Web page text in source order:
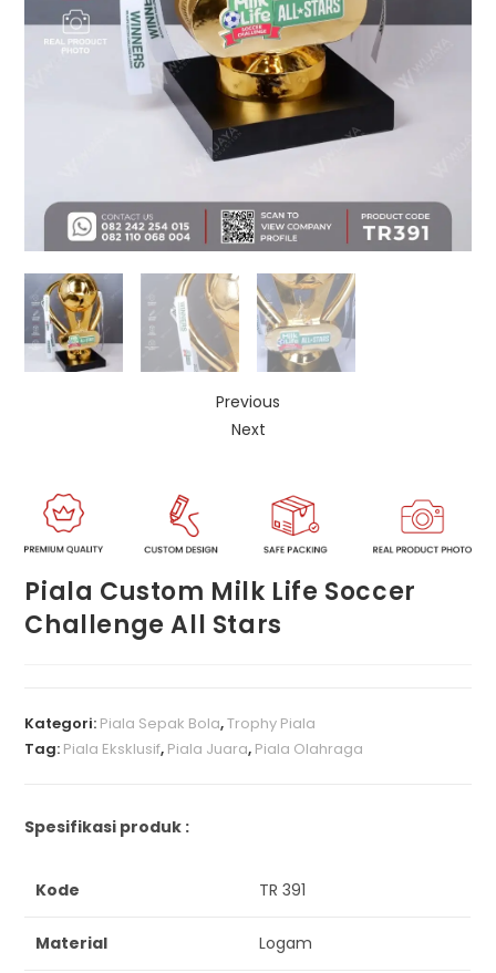
Previous
Next
Piala Custom Milk Life Soccer
Challenge All Stars
Kategori: Piala Sepak Bola,Trophy Piala
Tag: Piala Eksklusif, Piala Juara, Piala Olahraga
Spesifikasi produk :
Kode TR 391
Material Logam